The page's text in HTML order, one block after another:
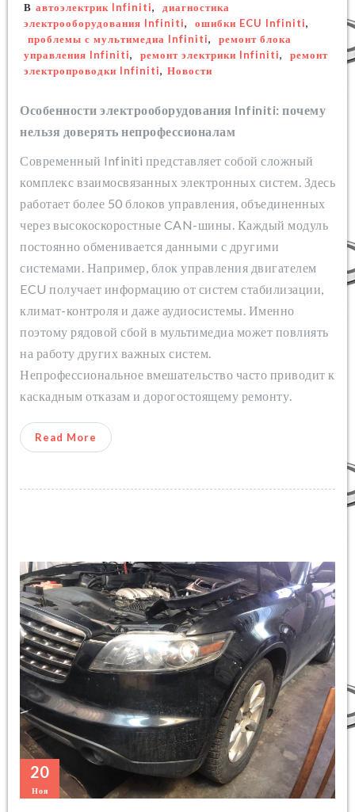
В автоэлектрик Infiniti,
диагностика
электрооборудования Infiniti, ошибки ECU Infiniti,
проблемы с мультимедиа Infiniti,
ремонт блока
управления Infiniti, ремонт электрики Infiniti,
ремонт
электропроводки Infiniti, Новости
Особенности электрооборудования Infiniti: почему
нельзя доверять непрофессионалам
Современный Infiniti представляет собой сложный
комплекс взаимосвязанных электронных систем. Здесь
работает более 50 блоков управления, объединенных
через высокоскоростные CAN-шины. Каждый модуль
постоянно обменивается данными с другими
системами. Например, блок управления двигателем
ECU получает информацию от систем стабилизации,
климат-контроля и даже аудиосистемы. Именно
поэтому рядовой сбой в мультимедиа может повлиять
на работу других важных систем.
Непрофессиональное вмешательство часто приводит к
каскадным отказам и дорогостоящему ремонту.
Read More
20
Ноя